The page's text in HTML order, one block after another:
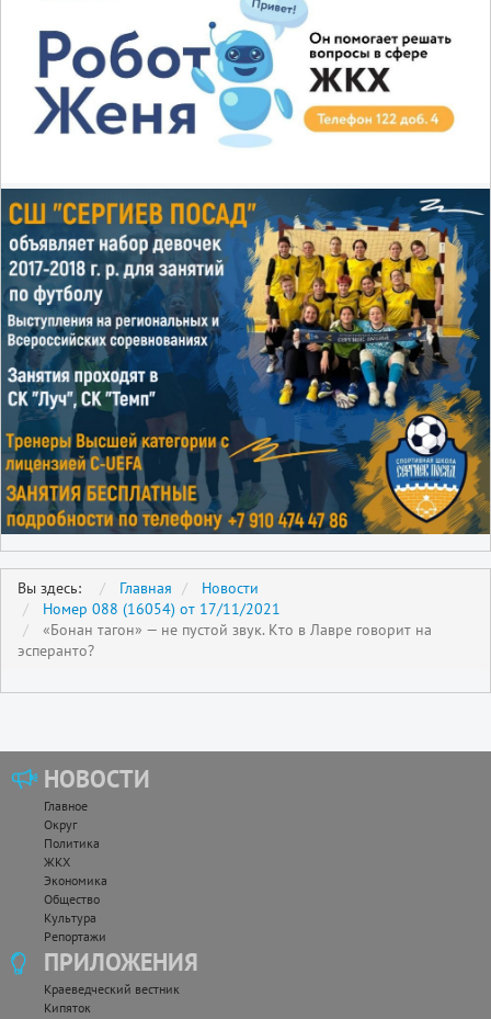
Вы здесь: Главная
Новости
Номер 088 (16054) от 17/11/2021
«Бонан тагон» — не пустой звук. Кто в Лавре говорит на
эсперанто?
НОВОСТИ
Главное
Округ
Политика
ЖКХ
Экономика
Общество
Культура
Репортажи
ПРИЛОЖЕНИЯ
Краеведческий вестник
Кипяток